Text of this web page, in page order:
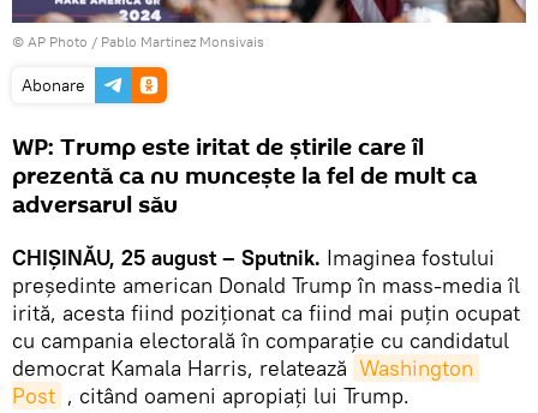
© AP Photo / Pablo Martinez Monsivais
Abonare
WP: Trump este iritat de știrile care îl
prezentă ca nu muncește la fel de mult ca
adversarul său
CHIȘINĂU, 25 august – Sputnik. Imaginea fostului
președinte american Donald Trump în mass-media îl
irită, acesta fiind poziționat ca fiind mai puțin ocupat
cu campania electorală în comparație cu candidatul
democrat Kamala Harris, relatează Washington
Post , citând oameni apropiați lui Trump.